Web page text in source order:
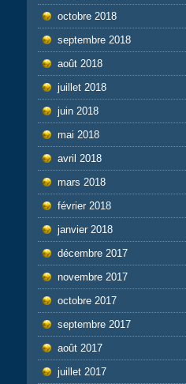
octobre 2018
septembre 2018
août 2018
juillet 2018
juin 2018
mai 2018
avril 2018
mars 2018
février 2018
janvier 2018
décembre 2017
novembre 2017
octobre 2017
septembre 2017
août 2017
juillet 2017